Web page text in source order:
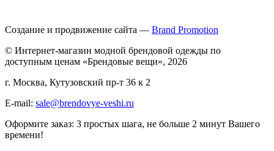
Создание и продвижение сайта — Brand Promotion
© Интернет-магазин модной брендовой одежды по
доступным ценам «Брендовые вещи», 2026
г. Москва, Кутузовский пр-т 36 к 2
E-mail: sale@brendovye-veshi.ru
Оформите заказ: 3 простых шага, не больше 2 минут Вашего
времени!